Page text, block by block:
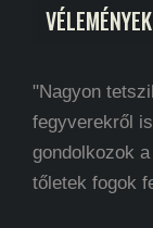
VÉLEMÉNYEK
"Nagyon
fegyverekről
gondolkozok
tőletek fogok